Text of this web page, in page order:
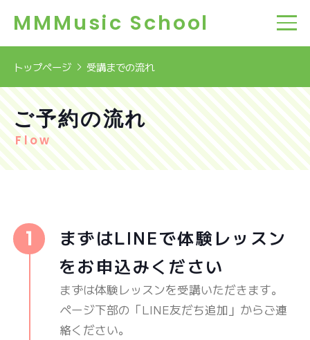
MMMusic School
トップページ 受講までの流れ
ご予約の流れ
Flow
まずはLINEで体験レッスン
をお申込みください
まずは体験レッスンを受講いただきます。
ページ下部の「LINE友だち追加」からご連
絡ください。